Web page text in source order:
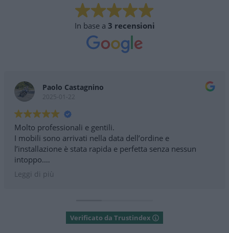
In base a 3 recensioni
Paolo Castagnino
2025-01-22
Molto professionali e gentili.
I mobili sono arrivati nella data dell’ordine e
l’installazione è stata rapida e perfetta senza nessun
intoppo.
Consigliatissimo
Leggi di più
Verificato da Trustindex